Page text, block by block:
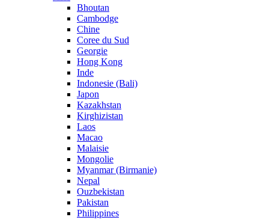
Bhoutan
Cambodge
Chine
Coree du Sud
Georgie
Hong Kong
Inde
Indonesie (Bali)
Japon
Kazakhstan
Kirghizistan
Laos
Macao
Malaisie
Mongolie
Myanmar (Birmanie)
Nepal
Ouzbekistan
Pakistan
Philippines